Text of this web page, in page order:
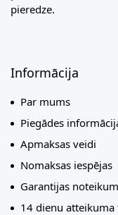
pieredze.
Informācija
Par mums
Piegādes
Apmaksas veidi
Nomaksas iespējas
Garantijas
14 dienu atteikuma